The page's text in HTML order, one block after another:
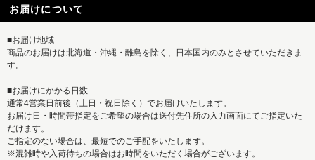
お届けについて
■お届け地域
商品のお届けは北海道・沖縄・離島を除く、日本国内のみとさせていただきま
す。
■お届けにかかる日数
通常4営業日前後（土日・祝日除く）でお届けいたします。
お届け日・時間帯指定をご希望の場合は送付先住所の入力画面にてご指定いた
だけます。
ご指定のない場合は、最短でのご手配をいたします。
※混雑時や入荷待ちの場合はお時間をいただく場合がございます。